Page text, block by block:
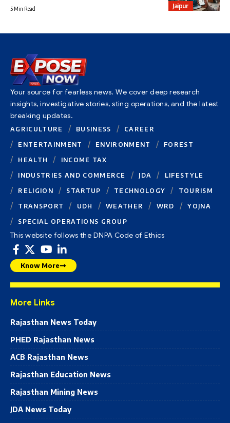
Jaipur
5 Min Read
Your source for fearless news. We cover deep research
insights, investigative stories, sting operations, and the latest
breaking updates.
AGRICULTURE BUSINESS
CAREER
ENTERTAINMENT
ENVIRONMENT
FOREST
HEALTH
INCOME TAX
INDUSTRIES AND COMMERCE
JDA
LIFESTYLE
RELIGION
STARTUP TECHNOLOGY
TOURISM
TRANSPORT
UDH WEATHER WRD
YOJNA
SPECIAL OPERATIONS GROUP
This website follows the DNPA Code of Ethics
Know More
More Links
Rajasthan News Today
PHED Rajasthan News
ACB Rajasthan News
Rajasthan Education News
Rajasthan Mining News
JDA News Today